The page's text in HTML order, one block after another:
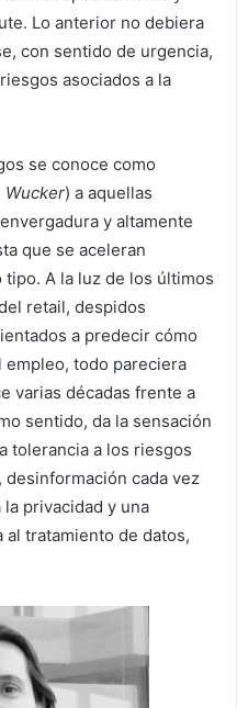
Lo anterior no debiera
con sentido de urgencia,
asociados a la
se conoce como
Wucker) a aquellas
y altamente
que se aceleran
A la luz de los últimos
retail, despidos
a predecir cómo
empleo, todo pareciera
varias décadas frente a
sentido, da la sensación
tolerancia a los riesgos
desinformación cada vez
privacidad y una
tratamiento de datos,